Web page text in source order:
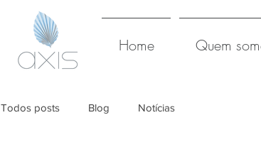
Home Quem
Todos posts Blog Notícias